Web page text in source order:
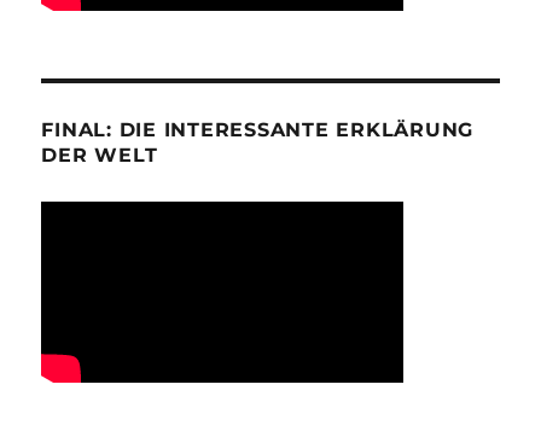
FINAL: DIE INTERESSANTE ERKLÄRUNG
DER WELT